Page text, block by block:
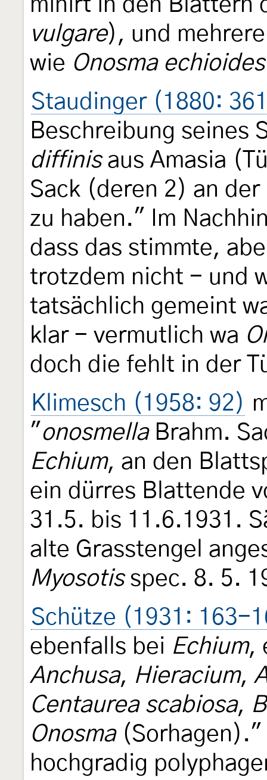
minirt in den Blättern
vulgare), und
wie Onosma echioides
Staudinger (1880:
Beschreibung seines
diffinisaus Amasia
Sack (deren 2) an der
zu haben." Im
dass das stimmte,
trotzdem nicht - und
tatsächlich gemeint
klar - vermutlich wa
doch die fehlt in der
Klimesch (1958: 92)
"onosmellaBrahm.
Echium, an den
ein dürres Blattende
31.5. bis 11.6.1931.
alte Grasstengel
Myosotisspec. 8. 5.
Schütze (1931: 163-
ebenfalls bei Echium,
Anchusa, Hieracium,
Centaurea scabiosa,
Onosma(Sorhagen)."
hochgradig